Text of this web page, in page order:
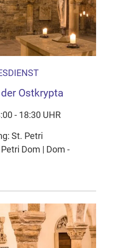
Gerät setzt, z.B. zwecks
profilbasierter Werbung.
Cookie-
Ostkrypta
- 18:30 UHR
St. Petri
Dom | Dom -